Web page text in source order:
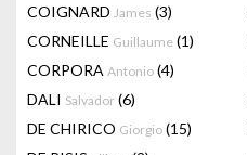
COIGNARD James (3)
CORNEILLE Guillaume (1)
CORPORA Antonio (4)
DALI Salvador (6)
DE CHIRICO Giorgio (15)